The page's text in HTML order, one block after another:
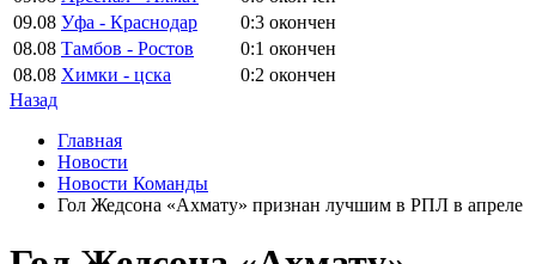
09.08 Уфа - Краснодар 0:3 окончен
08.08 Тамбов - Ростов 0:1 окончен
08.08 Химки - цска 0:2 окончен
Назад
Главная
Новости
Новости Команды
Гол Жедсона «Ахмату» признан лучшим в РПЛ в апреле